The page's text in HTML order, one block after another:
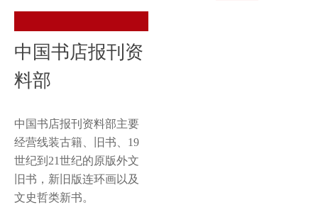
中国书店报刊资
料部
中国书店报刊资料部主要
经营线装古籍、旧书、19
世纪到21世纪的原版外文
旧书，新旧版连环画以及
文史哲类新书。